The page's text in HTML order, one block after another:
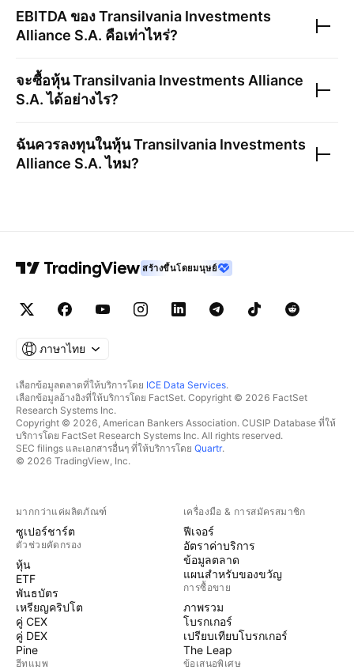
EBITDA ของTransilvania Investments
Alliance S.A. คือเท่าไหร่?
จะซื้อหุ้นTransilvania Investments Alliance
S.A.ได้อย่างไร?
ฉันควรลงทุนในหุ้นTransilvania Investments
Alliance S.A.ไหม?
สร้างขึ้นโดยมนุษย์
ภาษาไทย
เลือกข้อมูลตลาดที่ให้บริการโดย ICE Data Services.
เลือกข้อมูลอ้างอิงที่ให้บริการโดย FactSet. Copyright © 2026 FactSet
Research Systems Inc.
Copyright © 2026, American Bankers Association. CUSIP Database ที่ให้
บริการโดย FactSet Research Systems Inc. All rights reserved.
SEC filings และเอกสารอื่นๆ ที่ให้บริการโดย Quartr.
© 2026 TradingView, Inc.
มากกว่าแค่ผลิตภัณฑ์
ซูเปอร์ชาร์ต
ตัวช่วยคัดกรอง
หุ้น
ETF
พันธบัตร
เหรียญคริปโต
คู่ CEX
คู่ DEX
Pine
ฮีทแมพ
เครื่องมือ & การสมัครสมาชิก
ฟีเจอร์
อัตราค่าบริการ
ข้อมูลตลาด
แผนสำหรับของขวัญ
การซื้อขาย
ภาพรวม
โบรกเกอร์
เปรียบเทียบโบรกเกอร์
The Leap
ข้อเสนอพิเศษ